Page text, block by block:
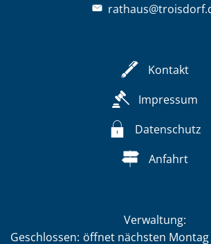
Kontakt
Impressum
Datenschutz
Anfahrt
Verwaltung:
Klicken, um weitere Öffnungs- oder
Geschlossen: öffnet nächsten